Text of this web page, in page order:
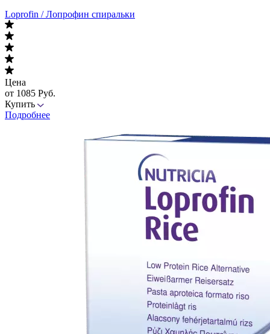
Loprofin / Лопрофин спиральки
Цена
от 1085 Руб.
Купить
Подробнее